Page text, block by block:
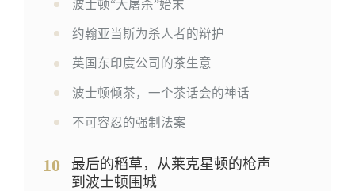
波士顿“大屠杀”始末
约翰亚当斯为杀人者的辩护
英国东印度公司的茶生意
波士顿倾茶，一个茶话会的神话
不可容忍的强制法案
10
最后的稻草，从莱克星顿的枪声
到波士顿围城